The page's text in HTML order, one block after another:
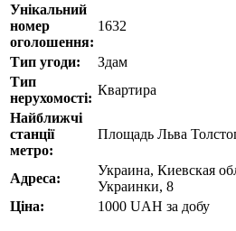
Унікальний
номер
оголошення:
1632
Тип угоди:
Здам
Тип
нерухомості:
Квартира
Найближчі
станції
метро:
Площадь Льва
Адреса:
Украина, Киевская
Украинки, 8
Ціна:
1000 UAH за добу